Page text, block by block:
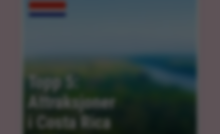
Topp 5:
Attraksjoner
i Costa Rica